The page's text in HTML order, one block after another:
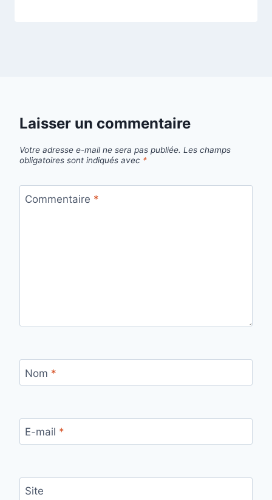
Laisser un commentaire
Votre adresse e-mail ne sera pas publiée. Les champs
obligatoires sont indiqués avec *
Commentaire *
Nom *
E-mail *
Site